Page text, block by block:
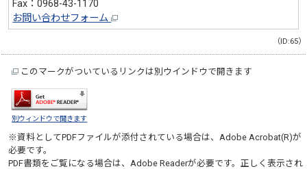
Fax：0968-43-1170
お問い合わせフォーム
（ID:65）
このマークがついているリンクは別ウインドウで開きます
別ウィンドウで開きます
※資料としてPDFファイルが添付されている場合は、 Adobe Acrobat(R)が
必要です。
PDF書類をご覧になる場合は、 Adobe Readerが必要です。正しく表示され